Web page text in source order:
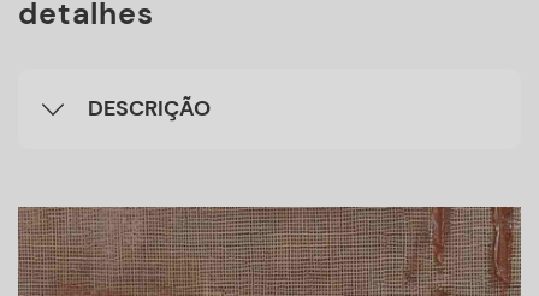
detalhes
DESCRIÇÃO